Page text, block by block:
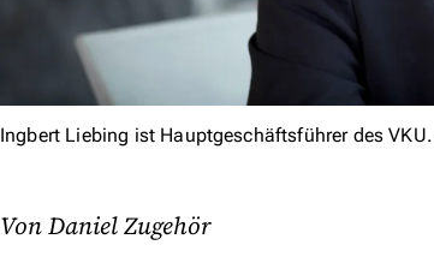
Ingbert Liebing ist Hauptgeschäftsführer des VKU.
Von Daniel Zugehör